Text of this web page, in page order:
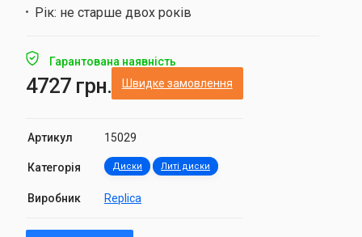
Рік: не старше двох років
Гарантована наявність
4727 грн. Швидке замовлення
Артикул 15029
Категорія Диски Литі диски
Виробник Replica